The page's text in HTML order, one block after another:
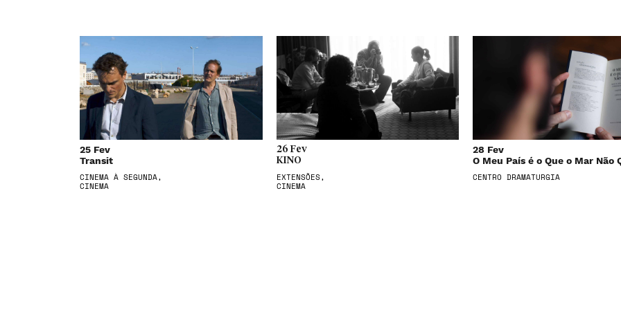
25 Fev
Transit
CINEMA À SEGUNDA,
CINEMA
26 Fev
KINO
EXTENSÕES,
CINEMA
28 Fev
O Meu País é o Que o Mar Não
CENTRO DRAMATURGIA